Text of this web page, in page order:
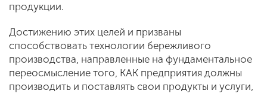
продукции.
Достижению этих целей и призваны
способствовать технологии бережливого
производства, направленные на фундаментальное
переосмысление того, КАК предприятия должны
производить и поставлять свои продукты и услуги,